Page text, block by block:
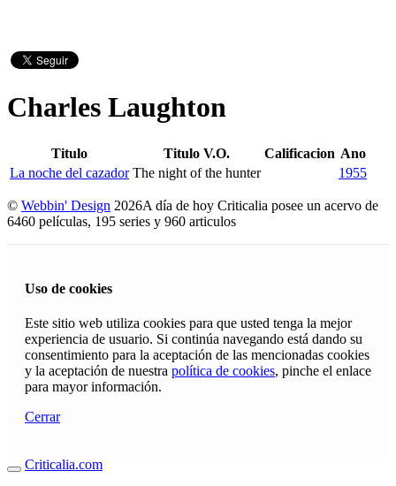
Charles Laughton
Titulo Titulo V.O. Calificacion Ano
La noche del cazador The night of the hunter 1955
© Webbin' Design 2026A día de hoy Criticalia posee un acervo de
6460 películas, 195 series y 960 articulos
Uso de cookies
Este sitio web utiliza cookies para que usted tenga la mejor
experiencia de usuario. Si continúa navegando está dando su
consentimiento para la aceptación de las mencionadas cookies
y la aceptación de nuestra política de cookies, pinche el enlace
para mayor información.
Cerrar
Criticalia.com